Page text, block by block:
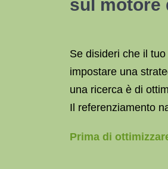
sul motore
Se disideri che il
impostare una
una ricerca è di
Il referenziamento
Prima di